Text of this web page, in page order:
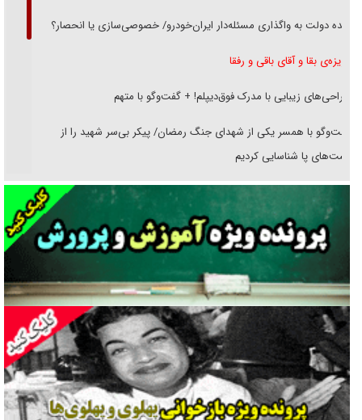
دنده دولت به واگذاری مسئله‌دار ایران‌خودرو/ خصوصی‌سازی یا انحصار؟
غریزه‌ی بقا و آقای باقی و رفقا
جراحی‌های زیبایی با مدرک فوق‌دیپلم! + گفت‌وگو با متهم
گفت‌وگو با همسر یکی از شهدای جنگ رمضان/ پیکر بی‌سر شهید را از
انگشت‌های پا شناسایی کردیم
نسلی که آنلاین الگو می‌گیرد
گفت‌وگو با آیت‌الله جاودان/ جفای مخالفان مکانت معنوی رهبر شهید را
ارتقا می‌داد
راننده مست به قانون می‌خندد
همه آقای دوربینی شده‌ایم!
قصه ناتمام سرویس مدارس
آیا مقاومت فلسطین خلع‌سلاح می‌شود؟